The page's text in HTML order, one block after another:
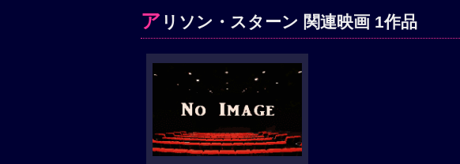
ア リソン・スターン 関連映画 1作品